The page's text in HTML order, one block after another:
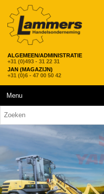
ALGEMEEN/ADMINISTRATIE
+31 (0)493 - 31 22 31
JAN (MAGAZIJN)
+31 (0)6 - 47 00 50 42
Menu